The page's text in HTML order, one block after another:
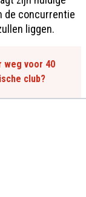
de concurrentie
liggen.
weg voor 40
club?